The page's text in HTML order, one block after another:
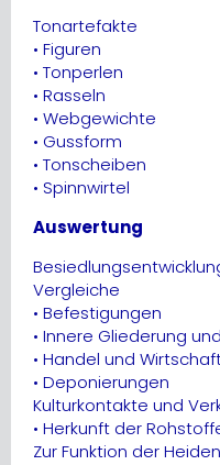
Tonartefakte
• Figuren
• Tonperlen
• Rasseln
• Webgewichte
• Gussform
• Tonscheiben
• Spinnwirtel
Auswertung
Vergleiche
• Befestigungen
• Innere Gliederung
• Handel und
• Deponierungen
Kulturkontakte und
• Herkunft der
Zur Funktion der